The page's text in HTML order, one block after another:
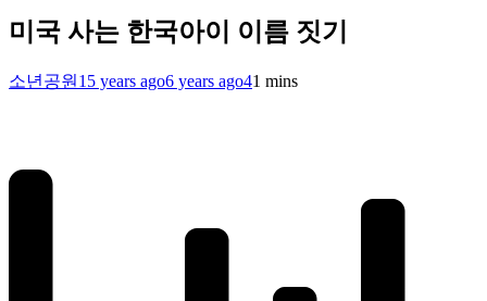
미국 사는 한국아이 이름 짓기
소년공원 15 years ago6 years ago41 mins